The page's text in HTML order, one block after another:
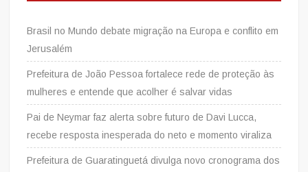
Brasil no Mundo debate migração na Europa e conflito em
Jerusalém
Prefeitura de João Pessoa fortalece rede de proteção às
mulheres e entende que acolher é salvar vidas
Pai de Neymar faz alerta sobre futuro de Davi Lucca,
recebe resposta inesperada do neto e momento viraliza
Prefeitura de Guaratinguetá divulga novo cronograma dos